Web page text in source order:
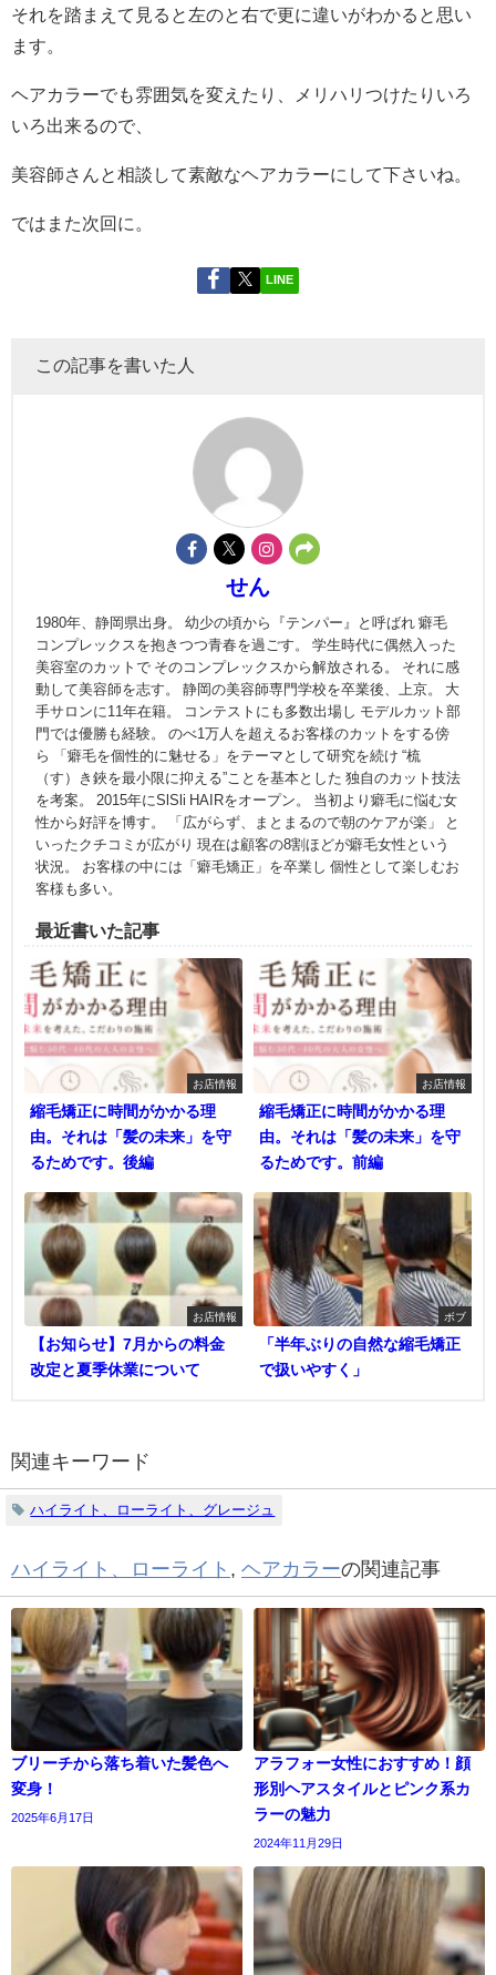
それを踏まえて見ると左のと右で更に違いがわかると思い
ます。
ヘアカラーでも雰囲気を変えたり、メリハリつけたりいろ
いろ出来るので、
美容師さんと相談して素敵なヘアカラーにして下さいね。
ではまた次回に。
LINE
この記事を書いた人
せん
1980年、静岡県出身。 幼少の頃から『テンパー』と呼ばれ 癖毛
コンプレックスを抱きつつ青春を過ごす。 学生時代に偶然入った
美容室のカットで そのコンプレックスから解放される。 それに感
動して美容師を志す。 静岡の美容師専門学校を卒業後、上京。 大
手サロンに11年在籍。 コンテストにも多数出場し モデルカット部
門では優勝も経験。 のべ1万人を超えるお客様のカットをする傍
ら 「癖毛を個性的に魅せる」をテーマとして研究を続け “梳
（す）き鋏を最小限に抑える”ことを基本とした 独自のカット技法
を考案。 2015年にSlSli HAIRをオープン。 当初より癖毛に悩む女
性から好評を博す。 「広がらず、まとまるので朝のケアが楽」 と
いったクチコミが広がり 現在は顧客の8割ほどが癖毛女性という
状況。 お客様の中には「癖毛矯正」を卒業し 個性として楽しむお
客様も多い。
最近書いた記事
お店情報
縮毛矯正に時間がかかる理
由。それは「髪の未来」を守
るためです。後編
お店情報
縮毛矯正に時間がかかる理
由。それは「髪の未来」を守
るためです。前編
お店情報
【お知らせ】7月からの料金
改定と夏季休業について
ボブ
「半年ぶりの自然な縮毛矯正
で扱いやすく」
関連キーワード
ハイライト、ローライト、グレージュ
ハイライト、ローライト , ヘアカラーの関連記事
ブリーチから落ち着いた髪色へ
変身！
2025年6月17日
アラフォー女性におすすめ！顔
形別ヘアスタイルとピンク系カ
ラーの魅力
2024年11月29日